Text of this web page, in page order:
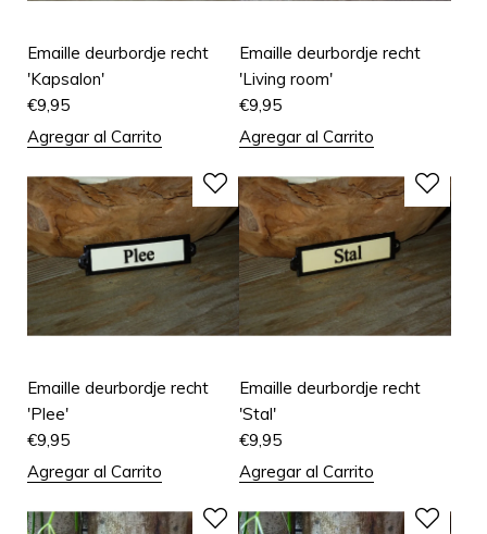
Emaille deurbordje recht
'Kapsalon'
€9,95
Agregar al Carrito
Emaille deurbordje recht
'Living room'
€9,95
Agregar al Carrito
Emaille deurbordje recht
'Plee'
€9,95
Agregar al Carrito
Emaille deurbordje recht
'Stal'
€9,95
Agregar al Carrito